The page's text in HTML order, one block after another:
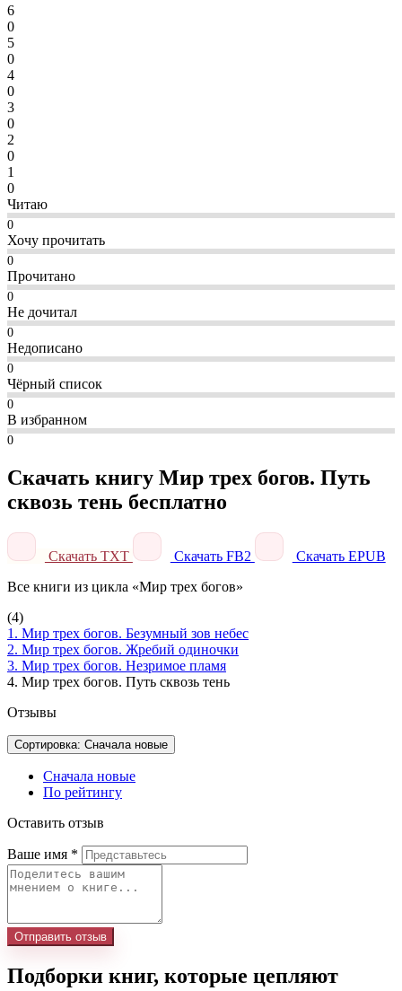
6
0
5
0
4
0
3
0
2
0
1
0
Читаю
0
Хочу прочитать
0
Прочитано
0
Не дочитал
0
Недописано
0
Чёрный список
0
В избранном
0
Скачать книгу Мир трех богов. Путь
сквозь тень бесплатно
Скачать TXT Скачать FB2
Скачать EPUB
Все книги из цикла «Мир трех богов»
(4)
1. Мир трех богов. Безумный зов небес
2. Мир трех богов. Жребий одиночки
3. Мир трех богов. Незримое пламя
4. Мир трех богов. Путь сквозь тень
Отзывы
Сортировка: Сначала новые
Сначала новые
По рейтингу
Оставить отзыв
Ваше имя *
Отправить отзыв
Подборки книг, которые цепляют